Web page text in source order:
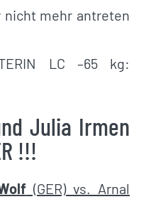
nicht mehr antreten
LC –65 kg:
Julia Irmen
!!!
(GER) vs. Arnal